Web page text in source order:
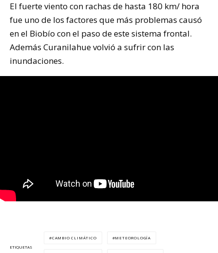
El fuerte viento con rachas de hasta 180 km/ hora
fue uno de los factores que más problemas causó
en el Biobío con el paso de este sistema frontal.
Además Curanilahue volvió a sufrir con las
inundaciones.
ETIQUETAS
CAMBIO CLIMÁTICO METEOROLOGÍA